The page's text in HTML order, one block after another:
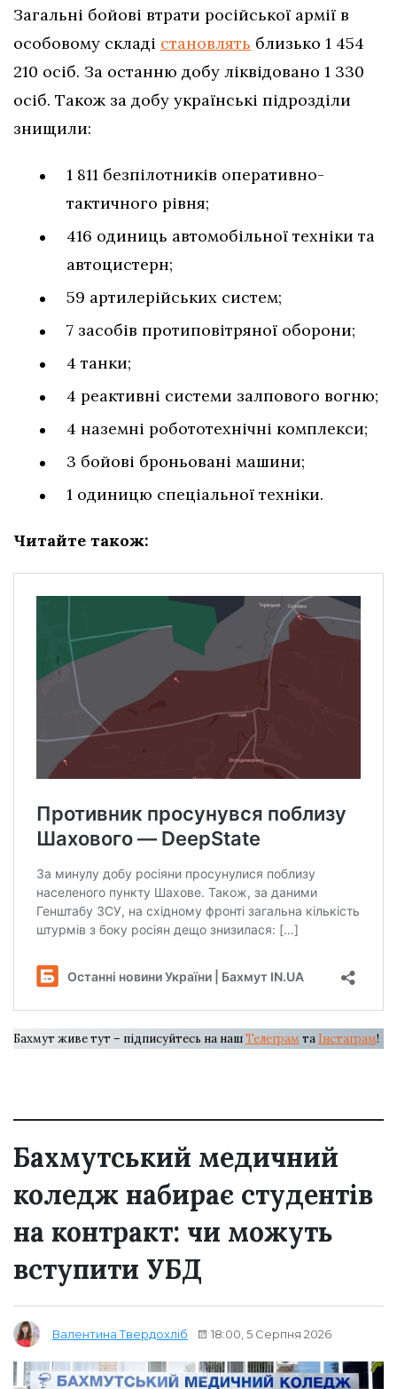
Загальні бойові втрати російської армії в
особовому складі становлять близько 1 454
210 осіб. За останню добу ліквідовано 1 330
осіб. Також за добу українські підрозділи
знищили:
1 811 безпілотників оперативно-
тактичного рівня;
416 одиниць автомобільної техніки та
автоцистерн;
59 артилерійських систем;
7 засобів протиповітряної оборони;
4 танки;
4 реактивні системи залпового вогню;
4 наземні робототехнічні комплекси;
3 бойові броньовані машини;
1 одиницю спеціальної техніки.
Читайте також:
Бахмут живе тут – підписуйтесь на нашТелеграм та Інстаграм!
Бахмутський медичний
коледж набирає студентів
на контракт: чи можуть
вступити УБД
Валентина Твердохліб 18:00, 5 Серпня 2026